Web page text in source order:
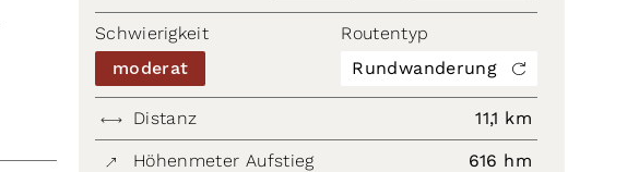
Schwierigkeit
moderat
Routentyp
Rundwanderung
Distanz 11,1 km
Höhenmeter Aufstieg 616 hm